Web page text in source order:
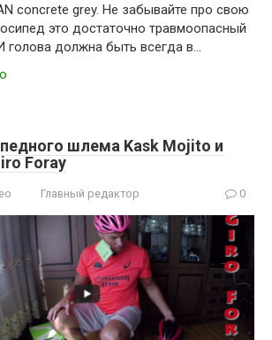
concrete grey. Не забывайте про свою
это достаточно травмоопасный
голова должна быть всегда в…
шлема Kask Mojito и
Foray
Главный редактор 0